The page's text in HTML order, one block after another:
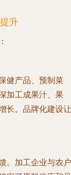
升
健产品、预制菜
加工成果汁、果
长。品牌化建设让
。加工企业与农户